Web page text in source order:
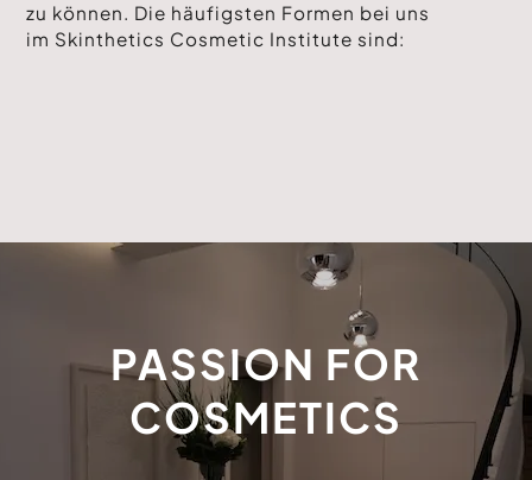
zu können. Die häufigsten Formen bei uns
im Skinthetics Cosmetic Institute sind:
PASSION FOR
COSMETICS